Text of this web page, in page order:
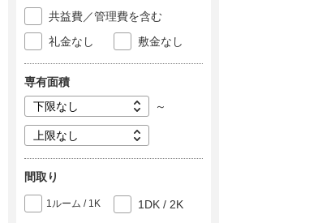
共益費／管理費を含む
礼金なし
敷金なし
専有面積
～
間取り
1ルーム / 1K 1DK / 2K